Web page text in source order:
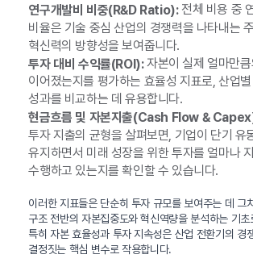
연구개발비 비중(R&D Ratio):전체 비용 중
비율은 기술 중심 산업의 경쟁력을 나타내는
혁신력의 방향성을 보여줍니다.
투자 대비 수익률(ROI):자본이 실제 얼마만
이어졌는지를 평가하는 효율성 지표로, 산업별
성과를 비교하는 데 유용합니다.
현금흐름 및 자본지출(Cash Flow &
투자 지출의 균형을 살펴보면, 기업이 단기 유
유지하면서 미래 성장을 위한 투자를 얼마나
수행하고 있는지를 확인할 수 있습니다.
이러한 지표들은 단순히 투자 규모를 보여주는 데 그
구조 전반의 자본집중도와 혁신역량을 분석하는 기초
특히 자본 효율성과 투자 지속성은 산업 전환기의 경
결정짓는 핵심 변수로 작용합니다.